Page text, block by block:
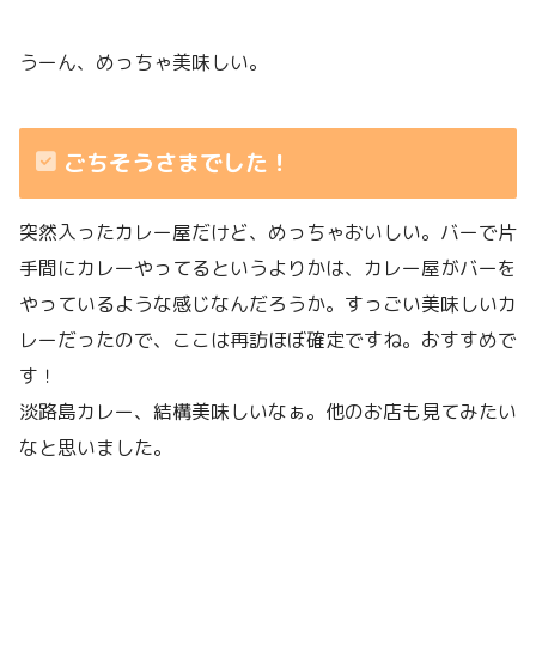
うーん、めっちゃ美味しい。
ごちそうさまでした！
突然入ったカレー屋だけど、めっちゃおいしい。バーで片
手間にカレーやってるというよりかは、カレー屋がバーを
やっているような感じなんだろうか。すっごい美味しいカ
レーだったので、ここは再訪ほぼ確定ですね。おすすめで
す！
淡路島カレー、結構美味しいなぁ。他のお店も見てみたい
なと思いました。